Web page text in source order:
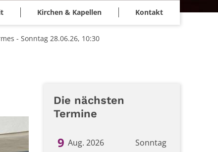
Kirchen & Kapellen Kontakt
- Sonntag 28.06.26, 10:30
Die nächsten
Termine
Sonntag
9 Aug. 2026